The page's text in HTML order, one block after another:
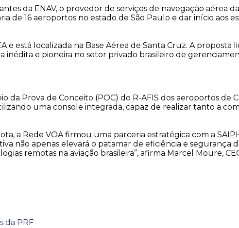
da ENAV, o provedor de serviços de navegação aérea
de 16 aeroportos no estado de São Paulo e dar início aos
está localizada na Base Aérea de Santa Cruz. A proposta
inédita e pioneira no setor privado brasileiro de
Prova de Conceito (POC) do R-AFIS dos aeroportos de
uma console integrada, capaz de realizar tanto a
a Rede VOA firmou uma parceria estratégica com a
não apenas elevará o patamar de eficiência e segurança
remotas na aviação brasileira”, afirma Marcel Moure,
da PRF